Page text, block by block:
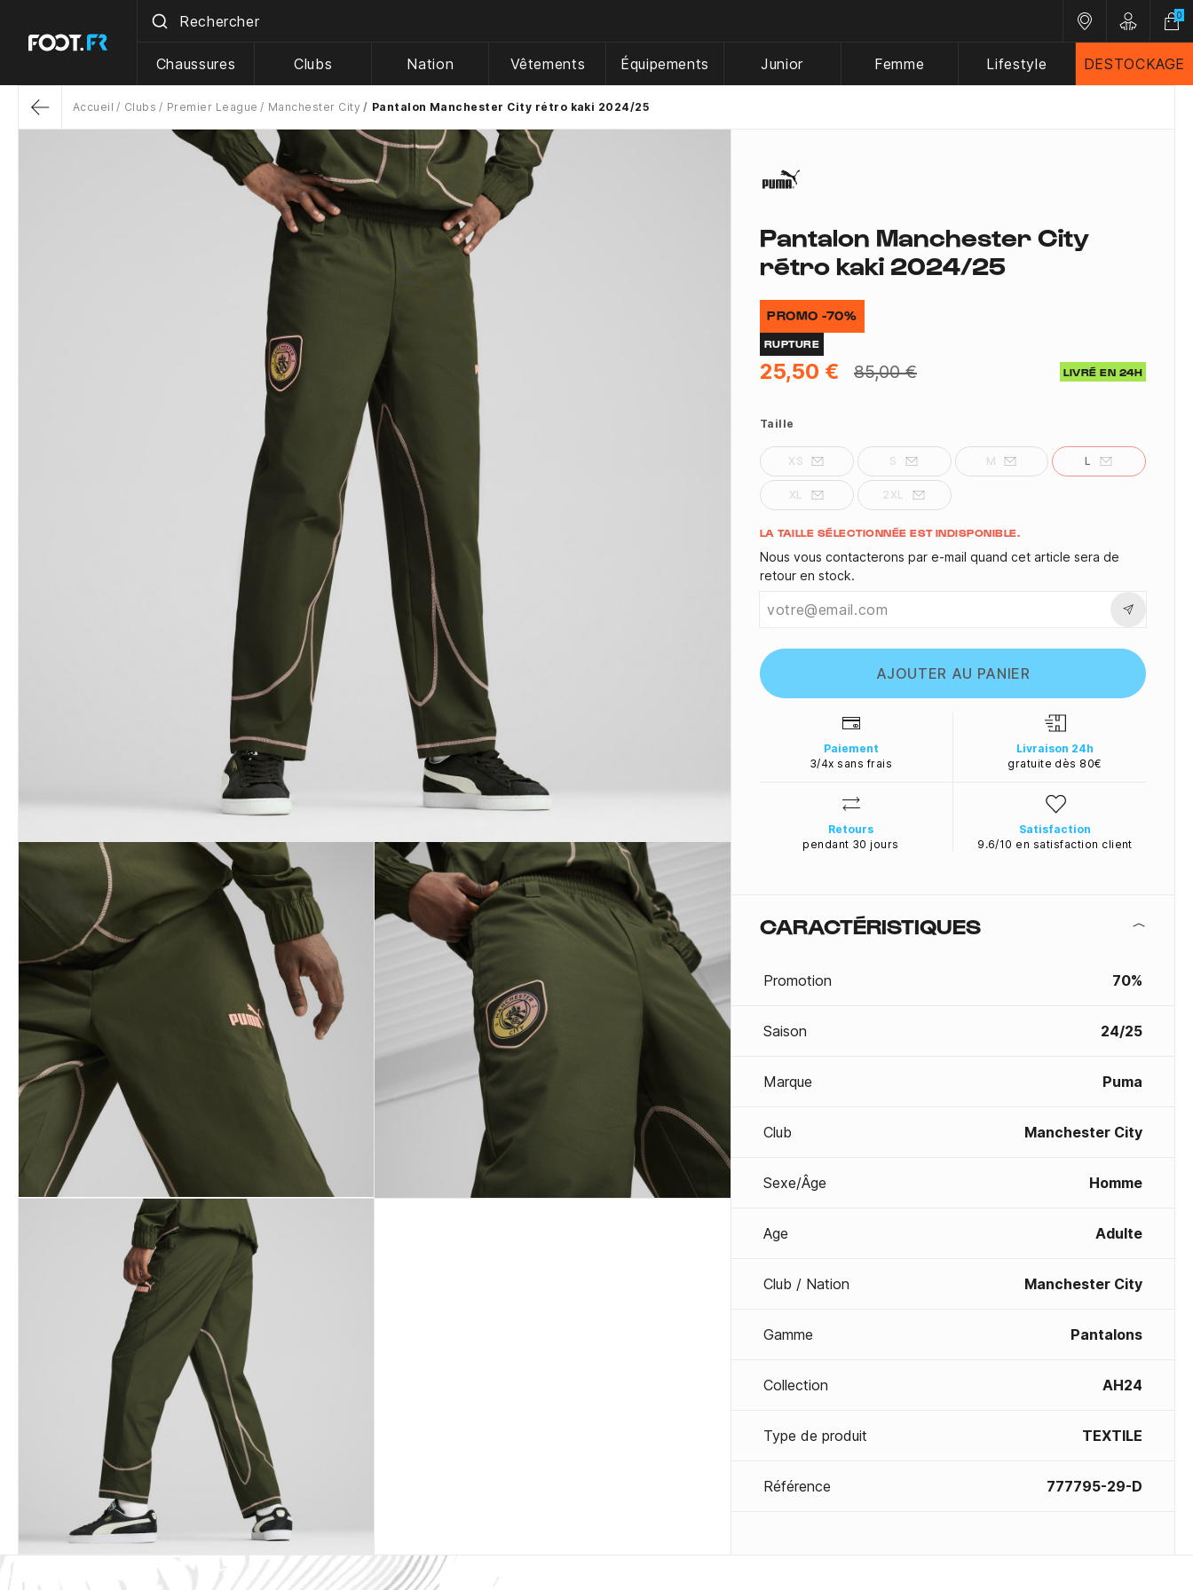
Nos magasins
Customer
0
Chaussures Clubs Nation Vêtements Équipements Junior Femme Lifestyle DESTOCKAGE
Accueil Clubs Premier League Manchester City Pantalon Manchester City rétro kaki 2024/25
Pantalon Manchester City
rétro kaki 2024/25
PROMO -70%
RUPTURE
25,50 € 85,00 € LIVRÉ EN 24H
Taille
XS S M L
XL 2XL
Quantité
LA TAILLE SÉLECTIONNÉE EST INDISPONIBLE.
Nous vous contacterons par e-mail quand cet article sera de
retour en stock.
AJOUTER AU PANIER
Paiement
3/4x sans frais
Livraison 24h
gratuite dès 80€
Retours
pendant 30 jours
Satisfaction
9.6/10 en satisfaction client
CARACTÉRISTIQUES
Promotion 70%
Saison 24/25
Marque Puma
Club Manchester City
Sexe/Âge Homme
Age Adulte
Club / Nation Manchester City
Gamme Pantalons
Collection AH24
Type de produit TEXTILE
Référence 777795-29-D